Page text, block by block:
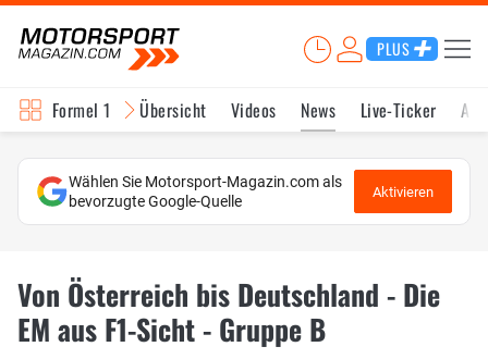
PLUS
Formel 1 Übersicht Videos News Live-Ticker
Wählen Sie Motorsport-Magazin.com als
bevorzugte Google-Quelle
Aktivieren
Von Österreich bis Deutschland - Die
EM aus F1-Sicht - Gruppe B